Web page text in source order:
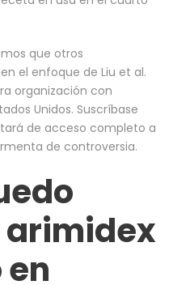
que otros
el enfoque de Liu et al.
organización con
Unidos. Suscríbase
de acceso completo a
de controversia.